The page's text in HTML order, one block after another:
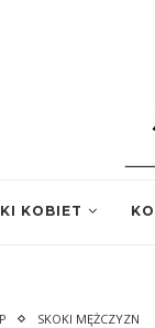
KOBIET
SKOKI MĘŻCZYZN